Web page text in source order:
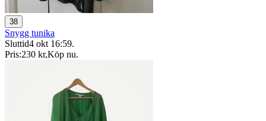
38
Snygg tunika
Sluttid4 okt 16:59.
Pris:230 kr,Köp nu.